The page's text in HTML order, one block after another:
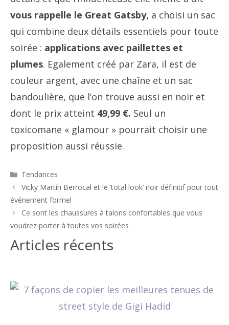
vous rappelle le Great Gatsby, a choisi un sac
qui combine deux détails essentiels pour toute
soirée : applications avec paillettes et
plumes. Egalement créé par Zara, il est de
couleur argent, avec une chaîne et un sac
bandoulière, que l’on trouve aussi en noir et
dont le prix atteint 49,99 €. Seul un
toxicomane « glamour » pourrait choisir une
proposition aussi réussie.
Catégories
Tendances
Navigation
des
Vicky Martín Berrocal et le ‘total look’ noir définitif pour tout
événement formel
Ce sont les chaussures à talons confortables que vous
voudrez porter à toutes vos soirées
Articles récents